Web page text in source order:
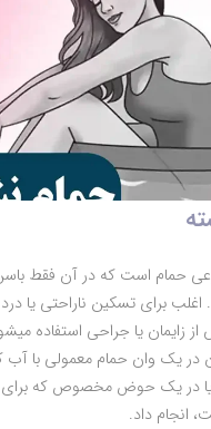
حمام است که در آن فقط
برای تسکین ناراحتی یا درد
از زایمان یا جراحی استفاده
در یک وان حمام معمولی با آب
در یک حوض مخصوص که برای
انجام داد.